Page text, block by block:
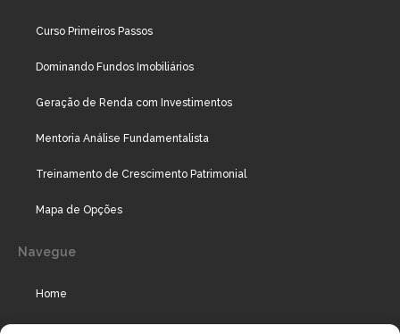
Curso Primeiros Passos
Dominando Fundos Imobiliários
Geração de Renda com Investimentos
Mentoria Análise Fundamentalista
Treinamento de Crescimento Patrimonial
Mapa de Opções
Navegue
Home